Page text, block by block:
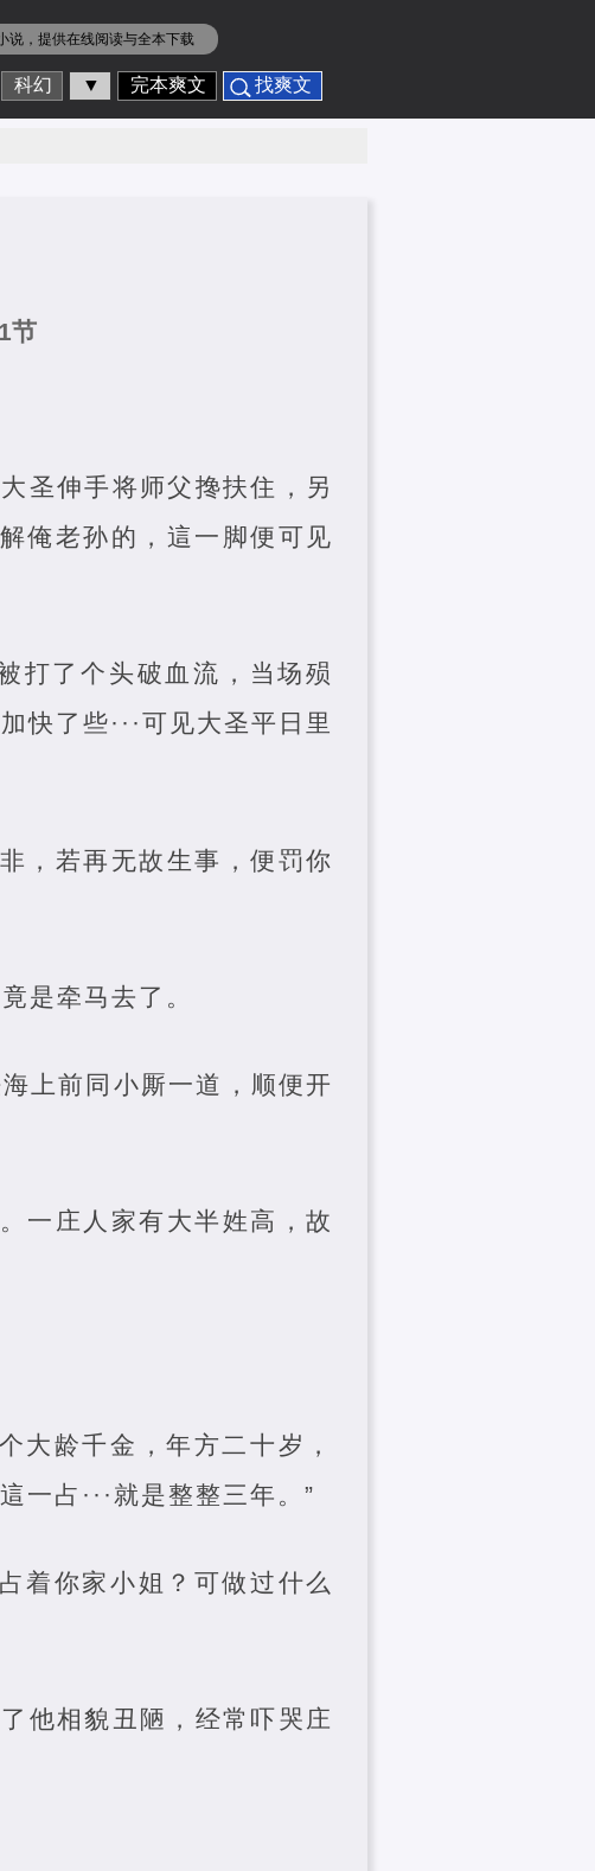
说 ，提供在线阅读与全本下载
科幻 ▼ 完本爽文 找爽文
节
圣伸手将师父搀扶住，另
俺老孙的，這一脚便可见
打了个头破血流，当场殒
快了些···可见大圣平日里
，若再无故生事，便罚你
是牵马去了。
上前同小厮一道，顺便开
一庄人家有大半姓高，故
大龄千金，年方二十岁，
一占···就是整整三年。”
着你家小姐？可做过什么
他相貌丑陋，经常吓哭庄